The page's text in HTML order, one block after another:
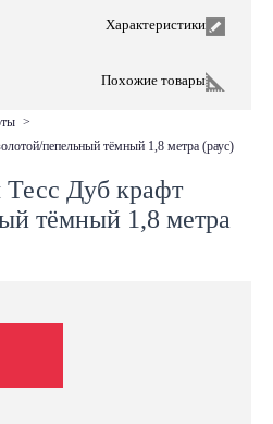
Характеристики
Похожие товары
>
пепельный тёмный 1,8 метра (раус)
Дуб крафт
тёмный 1,8 метра